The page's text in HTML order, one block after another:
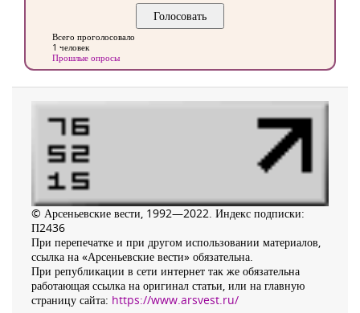
Всего проголосовало
1 человек
Прошлые опросы
© Арсеньевские вести, 1992—2022. Индекс подписки:
П2436
При перепечатке и при другом использовании материалов,
ссылка на «Арсеньевские вести» обязательна.
При републикации в сети интернет так же обязательна
работающая ссылка на оригинал статьи, или на главную
страницу сайта: https://www.arsvest.ru/